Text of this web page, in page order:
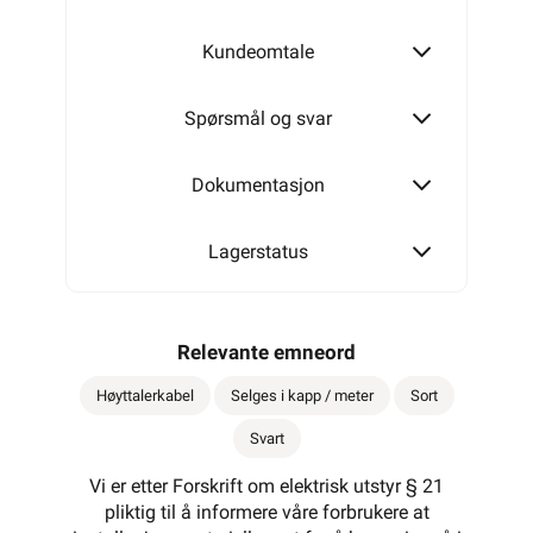
Kundeomtale
Spørsmål og svar
Dokumentasjon
Lagerstatus
Relevante emneord
Høyttalerkabel Selges i kapp / meter Sort
Svart
Vi er etter Forskrift om elektrisk utstyr § 21
pliktig til å informere våre forbrukere at